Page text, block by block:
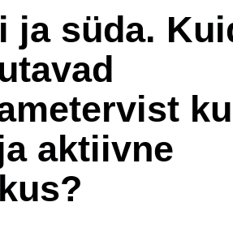
ja süda.
aktiivne